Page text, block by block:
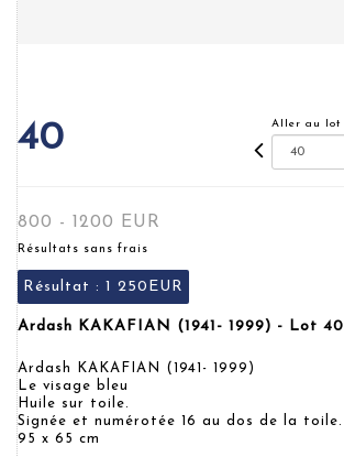
40 Aller au lot
800 - 1200 EUR
Résultats sans frais
Résultat : 1 250EUR
Ardash KAKAFIAN (1941- 1999) - Lot 40
Ardash KAKAFIAN (1941- 1999)
Le visage bleu
Huile sur toile.
Signée et numérotée 16 au dos de la toile.
95 x 65 cm